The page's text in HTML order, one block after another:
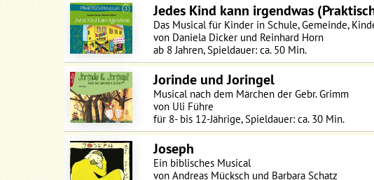
Jedes Kind kann irgendwas
Das Musical für Kinder in Schule, Gemeinde,
von Daniela Dicker und Reinhard Horn
ab 8 Jahren, Spieldauer: ca. 50 Min.
Jorinde und Joringel
Musical nach dem Märchen der Gebr. Grimm
von Uli Führe
für 8- bis 12-Jährige, Spieldauer: ca. 30 Min.
Joseph
Ein biblisches Musical
von Andreas Mücksch und Barbara Schatz